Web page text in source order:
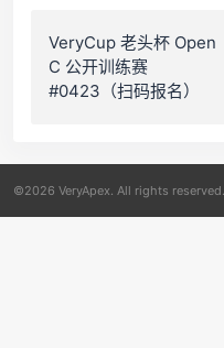
VeryCup 老头杯 Open
C 公开训练赛
#0423（扫码报名）
©2026 VeryApex. All rights reserved.